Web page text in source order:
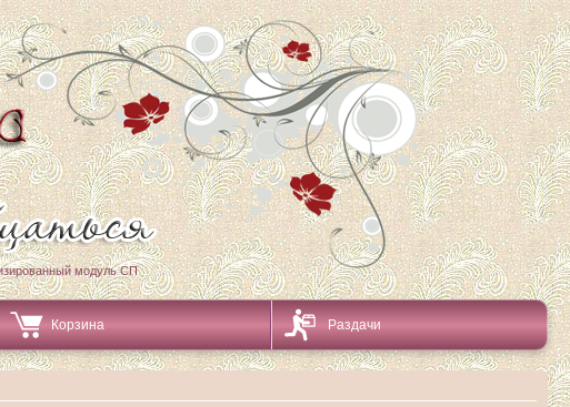
модуль СП
Корзина Раздачи